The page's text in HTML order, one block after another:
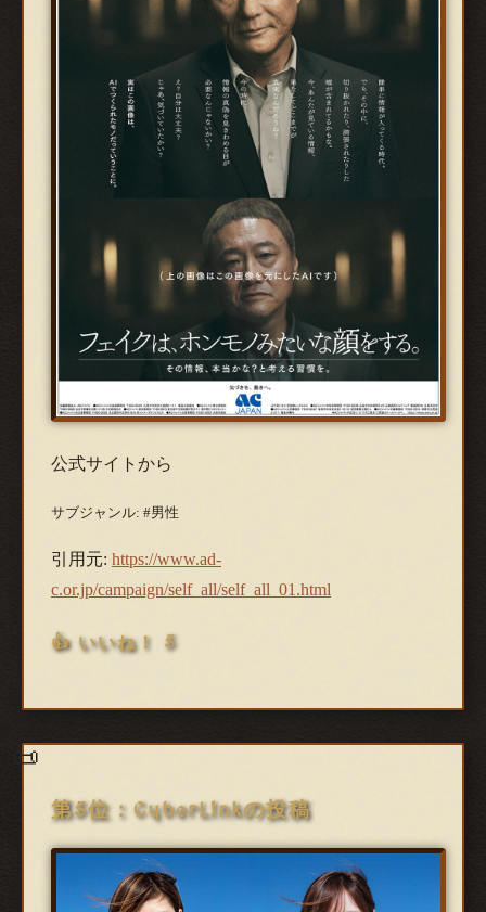
公式サイトから
サブジャンル: #男性
引用元: https://www.ad-
c.or.jp/campaign/self_all/self_all_01.html
👍 いいね！ 5
第5位：CyberLinkの投稿